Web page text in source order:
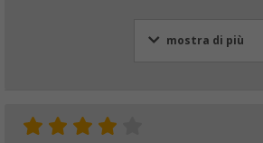
mostra di più